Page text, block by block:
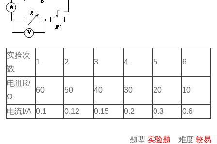
实验次
数
1 2 3 4 5 6
电阻R/
Ω
60 50 40 30 20 10
电流I/A 0.1 0.12 0.15 0.2 0.3 0.6
题型 实验题 难度 较易